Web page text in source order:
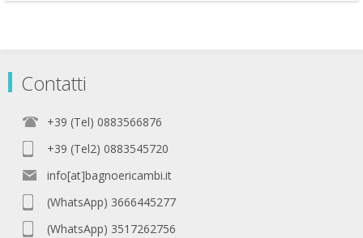
Contatti
+39 (Tel) 0883566876
+39 (Tel2) 0883545720
info[at]bagnoericambi.it
(WhatsApp) 3666445277
(WhatsApp) 3517262756